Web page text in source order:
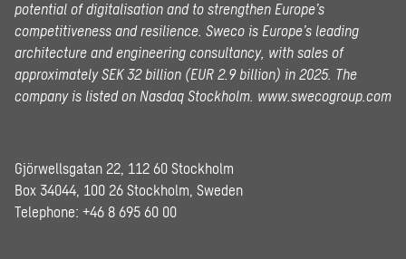
potential of digitalisation and to strengthen Europe’s
competitiveness and resilience. Sweco is Europe’s leading
architecture and engineering consultancy, with sales of
approximately SEK 32 billion (EUR 2.9 billion) in 2025. The
company is listed on Nasdaq Stockholm. www.swecogroup.com
Gjörwellsgatan 22, 112 60 Stockholm
Box 34044, 100 26 Stockholm, Sweden
Telephone: +46 8 695 60 00